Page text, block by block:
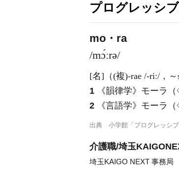
プログレッシ
mo・ra
/mɔ́ːrə/
[名] （(複)-rae /-riː/ ，～
1
《韻律学》 モーラ
2
《言語学》 モーラ（
出典 小学館「プログレッシ
介護職/埼玉
埼玉KAIGO NEXT 事務局